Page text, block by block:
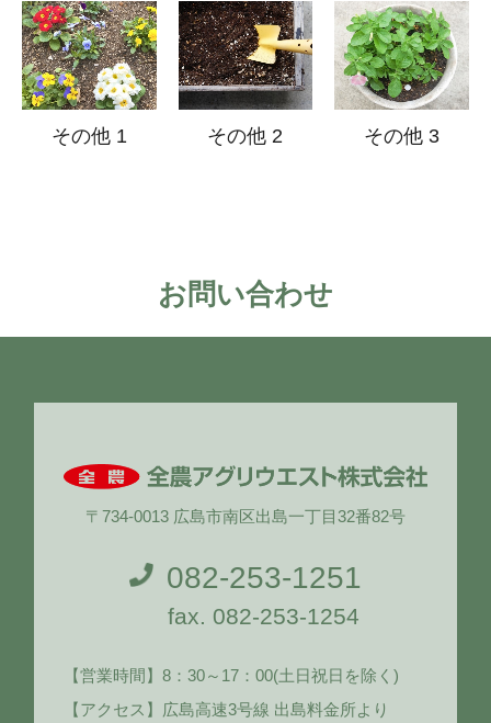
その他 1 その他 2 その他 3
お問い合わせ
〒734-0013 広島市南区出島一丁目32番82号
082-253-1251
fax. 082-253-1254
【営業時間】8：30～17：00(土日祝日を除く)
【アクセス】 広島高速3号線 出島料金所より